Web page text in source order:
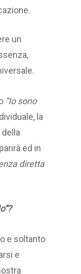
un
“Io sono
la
ed in
diretta
e soltanto
e